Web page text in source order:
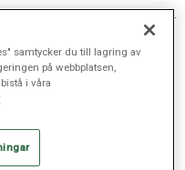
samtycker du till lagring av
på webbplatsen,
i våra